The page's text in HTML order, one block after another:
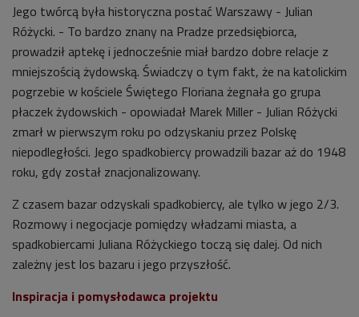
Jego twórcą była historyczna postać Warszawy - Julian
Różycki. - To bardzo znany na Pradze przedsiębiorca,
prowadził aptekę i jednocześnie miał bardzo dobre relacje z
mniejszością żydowską. Świadczy o tym fakt, że na katolickim
pogrzebie w kościele Świętego Floriana żegnała go grupa
płaczek żydowskich - opowiadał Marek Miller - Julian Różycki
zmarł w pierwszym roku po odzyskaniu przez Polskę
niepodległości. Jego spadkobiercy prowadzili bazar aż do 1948
roku, gdy został znacjonalizowany.
Z czasem bazar odzyskali spadkobiercy, ale tylko w jego 2/3.
Rozmowy i negocjacje pomiędzy władzami miasta, a
spadkobiercami Juliana Różyckiego toczą się dalej. Od nich
zależny jest los bazaru i jego przyszłość.
Inspiracja i pomysłodawca projektu